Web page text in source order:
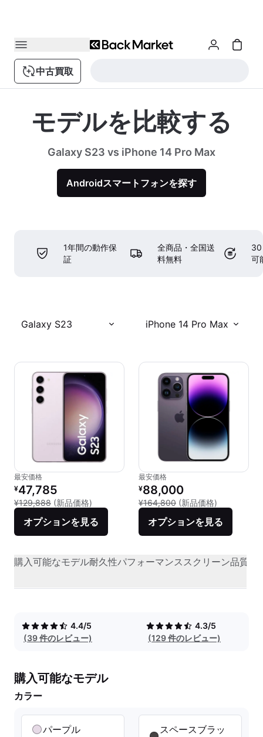
中古買取
モデルを比較する
Galaxy S23 vs iPhone 14 Pro Max
Androidスマートフォンを探す
1年間の動作保
証
全商品・全国送
料無料
30
可
Galaxy S23 iPhone 14 Pro Max
最安価格
リファービッシュ品の価格：
¥47,785
¥129,888 (新品価格) 新品との比較：¥129,888
オプションを見る
最安価格
リファービッシュ品の価格：
¥88,000
¥164,800 (新品価格)
オプションを見る
購入可能なモデル耐久性パフォーマンススクリーン品質
4.4/5
(39 件のレビュー)
4.3/5
(129 件のレビュー)
購入可能なモデル
カラー
パープル
スペースブラッ